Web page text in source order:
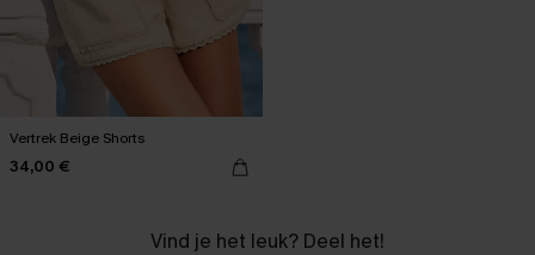
Vertrek Beige Shorts
34,00 €
Vind je het leuk? Deel het!